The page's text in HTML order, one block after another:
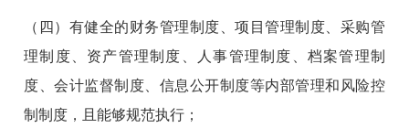
（四）有健全的财务管理制度、项目管理制度、采购管
理制度、资产管理制度、人事管理制度、档案管理制
度、会计监督制度、信息公开制度等内部管理和风险控
制制度，且能够规范执行；